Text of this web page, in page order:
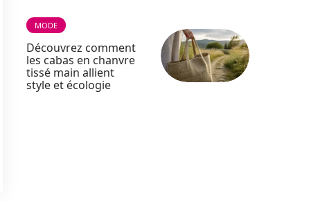
MODE
Découvrez comment
les cabas en chanvre
tissé main allient
style et écologie